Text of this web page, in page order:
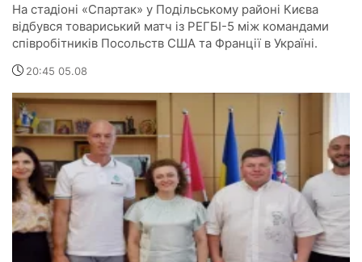
На стадіоні «Спартак» у Подільському районі Києва
відбувся товариський матч із РЕГБІ-5 між командами
співробітників Посольств США та Франції в Україні.
20:45 05.08